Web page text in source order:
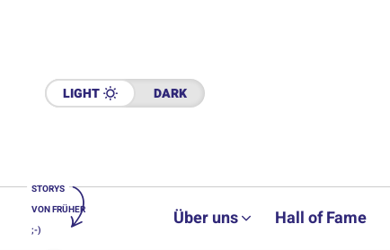
LIGHT DARK
Über uns Hall of Fame
STORYS
VON FRÜHER
;-)